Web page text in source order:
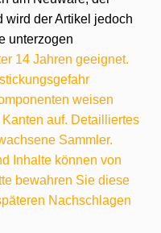
wird der Artikel jedoch
unterzogen
14 Jahren geeignet.
weisen
auf. Detailliertes
Sammler.
Inhalte können von
bewahren Sie diese
Nachschlagen